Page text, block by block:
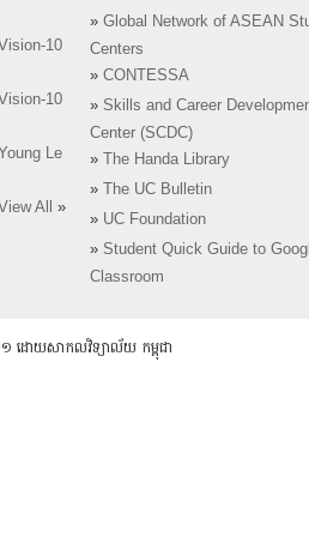
10
10
Le
All
»
» Global Network of ASEAN
Centers
» CONTESSA
» Skills and Career
Center (SCDC)
»
The Handa Library
»
The UC Bulletin
» UC Foundation
» Student Quick Guide to
Classroom
ដោយសាកលវិទ្យាល័យ កម្ពុជា